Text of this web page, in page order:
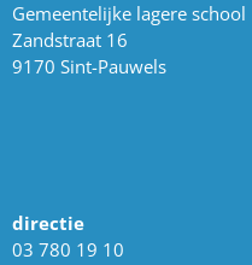
Gemeentelijke lagere school
Zandstraat 16
9170 Sint-Pauwels
directie
03 780 19 10